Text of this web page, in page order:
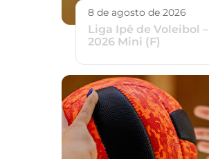
8 de agosto de 2026
Liga Ipê de Voleibol –
2026 Mini (F)